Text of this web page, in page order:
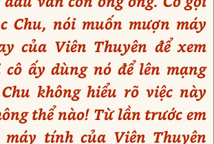
Chu, nói muốn mượn máy
của Viên Thuyên để xem
cô ấy dùng nó để lên mạng
không hiểu rõ việc này
thể nào! Từ lần trước em
tính của Viên Thuyên